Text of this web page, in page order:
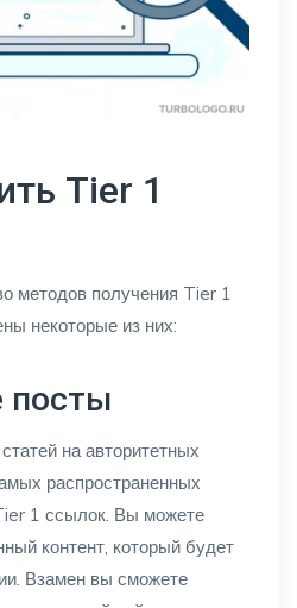
Tier 1
методов получения Tier 1
некоторые из них:
посты
на авторитетных
распространенных
1 ссылок. Вы можете
контент, который будет
Взамен вы сможете